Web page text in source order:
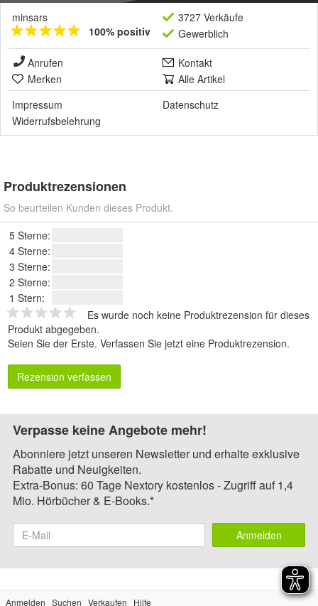
minsars
100% positiv
3727 Verkäufe
Gewerblich
Anrufen
Kontakt
Merken
Alle Artikel
Impressum
Datenschutz
Widerrufsbelehrung
Produktrezensionen
So beurteilen Kunden dieses Produkt.
5 Sterne:
4 Sterne:
3 Sterne:
2 Sterne:
1 Stern:
Es wurde noch keine Produktrezension für dieses
Produkt abgegeben.
Seien Sie der Erste. Verfassen Sie jetzt eine Produktrezension.
Rezension verfassen
Verpasse keine Angebote mehr!
Abonniere jetzt unseren Newsletter und erhalte exklusive
Rabatte und Neuigkeiten.
Extra-Bonus: 60 Tage Nextory kostenlos - Zugriff auf 1,4
Mio. Hörbücher & E-Books.*
Anmelden
Anmelden Suchen Verkaufen Hilfe